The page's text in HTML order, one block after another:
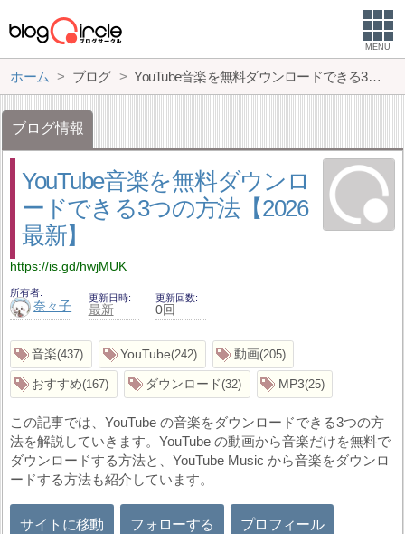
MENU
ホーム ブログ YouTube音楽を無料ダウンロードできる3つの方法【2026最新】
ブログ情報
YouTube音楽を無料ダウンロ
ードできる3つの方法【2026
最新】
https://is.gd/hwjMUK
所有者
奈々子
更新日時
最新
更新回数
0回
音楽 437 YouTube 242 動画 205
おすすめ 167 ダウンロード 32 MP3 25
この記事では、YouTube の音楽をダウンロードできる3つの方
法を解説していきます。YouTube の動画から音楽だけを無料で
ダウンロードする方法と、YouTube Music から音楽をダウンロ
ードする方法も紹介しています。
サイトに移動 フォローする プロフィール